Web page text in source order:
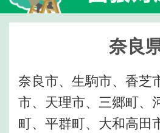
奈良
奈良市、生駒市、香芝
市、天理市、三郷町、
町、平群町、大和高田